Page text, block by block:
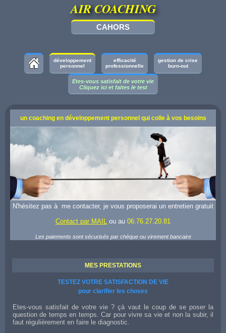
AIR COACHING
CAHORS
développement
personnel
efficacité
professionnelle
gestion de crise
burn-out
Etes-vous satisfait de votre vie
Cliquez ici et faites le test
un coaching en développement personnel qui colle à vos besoins
N'hésitez pas à me contacter, je vous proposerai un entretien gratuit
Contact par MAIL ou au 06.76.27.20.81
Les paiements sont sécurisés par chèque ou virement bancaire
MES PRESTATIONS
TESTEZ VOTRE SATISFACTION DE VIE
pour clarifier les choses
Etes-vous satisfait de votre vie ? çà vaut le coup de se poser la
question de temps en temps. Car pour vivre sa vie et non la subir, il
faut régulièrement en faire le diagnostic.